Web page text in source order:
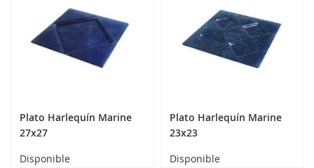
Plato Harlequín Marine
27x27
Disponible
Plato Harlequín Marine
23x23
Disponible